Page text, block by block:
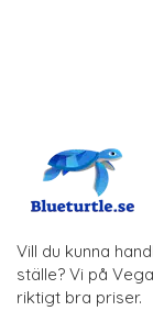
Vill du kunna
ställe? Vi på
riktigt bra priser.